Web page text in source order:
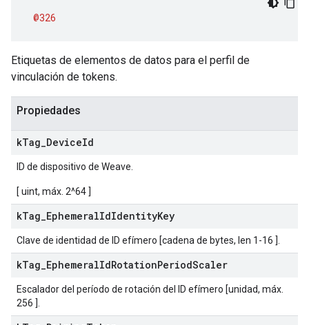
@326
Etiquetas de elementos de datos para el perfil de
vinculación de tokens.
Propiedades
kTag DeviceId
ID de dispositivo de Weave.
[ uint, máx. 2^64 ]
kTag EphemeralIdIdentityKey
Clave de identidad de ID efímero [cadena de bytes, len 1-16 ].
kTag EphemeralIdRotationPeriodScaler
Escalador del período de rotación del ID efímero [unidad, máx.
256 ].